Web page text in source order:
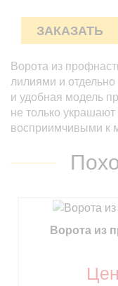
ЗАКАЗАТЬ
Ворота из
лилиями и
и удобная модель
не только
восприимчивыми к
Ворота из